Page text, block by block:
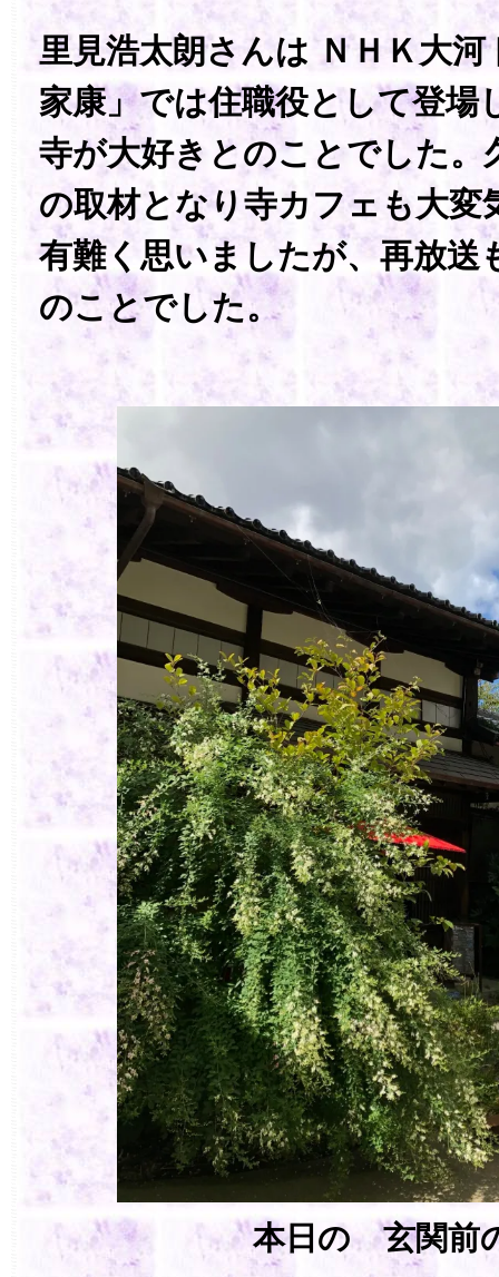
里見浩太朗さんはＮＨＫ大
家康」では住職役として登場
寺が大好きとのことでした。
の取材となり寺カフェも大変
有難く思いましたが、再放送
のことでした。
本日の 玄関前